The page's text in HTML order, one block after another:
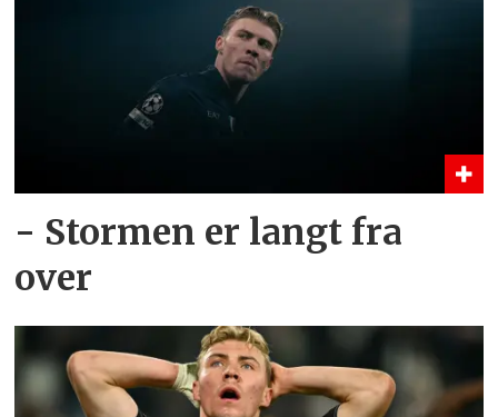
- Stormen er langt fra
over